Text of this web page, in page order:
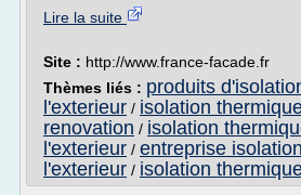
Lire la suite
Site : http://www.france-facade.fr
Thèmes liés : produits
l'exterieur / isolation
renovation / isolation
l'exterieur / entreprise
l'exterieur / isolation